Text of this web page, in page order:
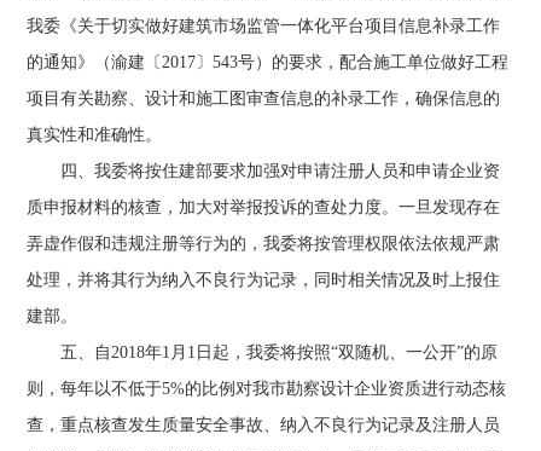
我委《关于切实做好建筑市场监管一体化平台项目信息补录工作
的通知》（渝建〔2017〕543号）的要求，配合施工单位做好工程
项目有关勘察、设计和施工图审查信息的补录工作，确保信息的
真实性和准确性。
四、我委将按住建部要求加强对申请注册人员和申请企业资
质申报材料的核查，加大对举报投诉的查处力度。一旦发现存在
弄虚作假和违规注册等行为的，我委将按管理权限依法依规严肃
处理，并将其行为纳入不良行为记录，同时相关情况及时上报住
建部。
五、自2018年1月1日起，我委将按照“双随机、一公开”的原
则，每年以不低于5%的比例对我市勘察设计企业资质进行动态核
查，重点核查发生质量安全事故、纳入不良行为记录及注册人员